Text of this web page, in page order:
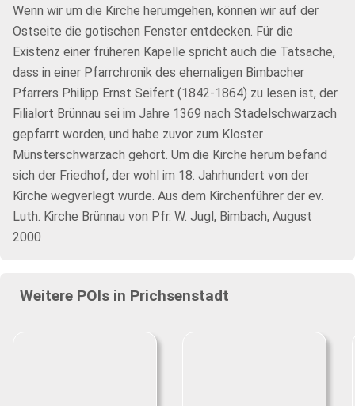
Wenn wir um die Kirche herumgehen, können wir auf der
Ostseite die gotischen Fenster entdecken. Für die
Existenz einer früheren Kapelle spricht auch die Tatsache,
dass in einer Pfarrchronik des ehemaligen Bimbacher
Pfarrers Philipp Ernst Seifert (1842-1864) zu lesen ist, der
Filialort Brünnau sei im Jahre 1369 nach Stadelschwarzach
gepfarrt worden, und habe zuvor zum Kloster
Münsterschwarzach gehört. Um die Kirche herum befand
sich der Friedhof, der wohl im 18. Jahrhundert von der
Kirche wegverlegt wurde. Aus dem Kirchenführer der ev.
Luth. Kirche Brünnau von Pfr. W. Jugl, Bimbach, August
2000
Weitere POIs in Prichsenstadt